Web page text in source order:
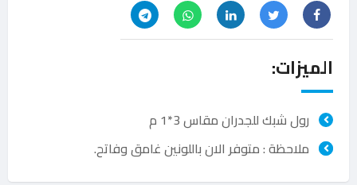
الميزات:
رول شبك للجدران مقاس 3*1 م
ملاحظة : متوفر الان باللونين غامق وفاتح.